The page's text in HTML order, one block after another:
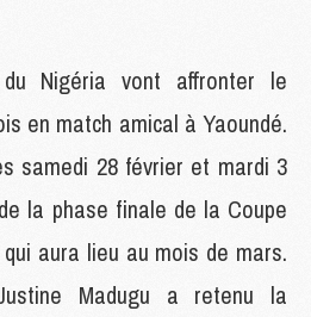
Nigéria vont affronter le
en match amical à Yaoundé.
samedi 28 février et mardi 3
la phase finale de la Coupe
aura lieu au mois de mars.
Madugu a retenu la